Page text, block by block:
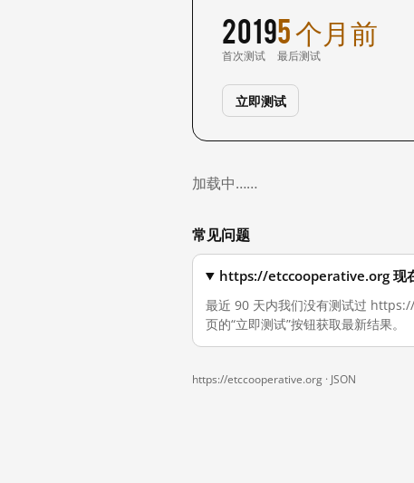
2019
首次测试
5 个月前
最后测试
立即测试
加载中……
常见问题
https://etccooperative.org 现
最近 90 天内我们没有测试过
页的“立即测试”按钮获取最新结果。
https://etccooperative.org · JSON